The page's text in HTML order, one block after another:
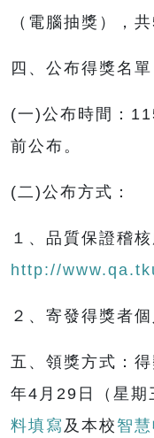
（電腦抽獎），共
四、公布得獎名單
(一)公布時間：
前公布。
(二)公布方式：
１、品質保證稽核
http://
２、寄發得獎者
五、領獎方式：
年4月29日（星期
料填寫 及本校 智